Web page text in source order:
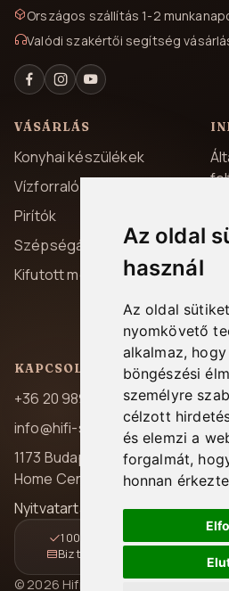
Az oldal
használ
Az oldal
nyomkövető
alkalmaz,
böngészési
személyre
célzott
és elemzi a
forgalmát,
honnan
Országos szállítás 1-2
Valódi szakértői segítség
VÁSÁRLÁS
Konyhai készülékek
Vízforralók
Pirítók
Szépségápolás
Kifutott modellek
KAPCSOLAT
+36 20 989 7969
info@hifi-station.hu
1173 Budapest, Pesti út 237.
Home Center A/39
Nyitvatartás: H-P 08:00-16:30
100% magyar jótállás
Gyors
Biztonságos online fizetés
14
© 2026 Hifi Station Kft. Minden jog